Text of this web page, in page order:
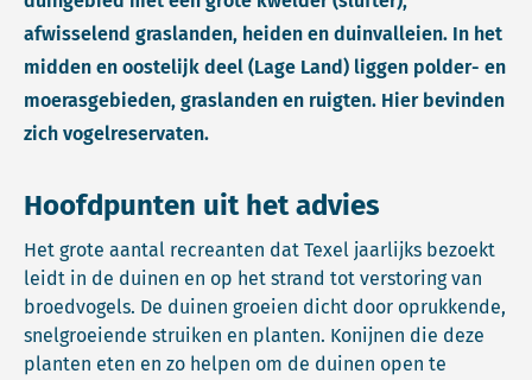
afwisselend graslanden, heiden en duinvalleien. In het
midden en oostelijk deel (Lage Land) liggen polder- en
moerasgebieden, graslanden en ruigten. Hier bevinden
zich vogelreservaten.
Hoofdpunten uit het advies
Het grote aantal recreanten dat Texel jaarlijks bezoekt
leidt in de duinen en op het strand tot verstoring van
broedvogels. De duinen groeien dicht door oprukkende,
snelgroeiende struiken en planten. Konijnen die deze
planten eten en zo helpen om de duinen open te